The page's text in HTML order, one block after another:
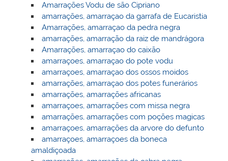
Amarrações Vodu de são Cipriano
amarrações, amarraçao da garrafa de Eucaristia
Amarrações, amarraçao da pedra negra
amarrações, amarração da raiz de mandrágora
Amarrações, amarraçao do caixão
amarraçoes, amarraçao do pote vodu
amarraçoes, amarraçao dos ossos moidos
amarrações, amarraçao dos potes funerários
amarrações, amarrações africanas
amarraçoes, amarrações com missa negra
amarrações, amarrações com poções magicas
amarraçoes, amarrações da arvore do defunto
amarraçoes, amarraçoes da boneca
amaldiçoada